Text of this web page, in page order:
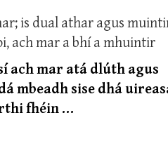
is dual athar agus
ach mar a bhí a mhuintir
ach mar atá dlúth agus
mbeadh sise dhá
fhéin …